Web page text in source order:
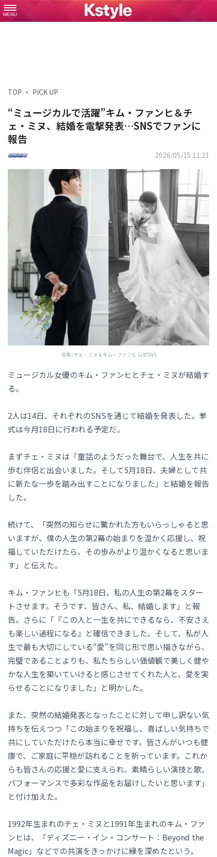
MENU
TOP PICK UP
“ミュージカルで活躍”キム・ファンヒ＆チ
ェ・ミヌ、結婚を電撃発表…SNSでファンに
報告
2026/05/15 11:21
写真=チェ・ミヌ＆キム・ファンヒ 公式SNS
ミュージカル女優のキム・ファンヒとチェ・ミヌが結婚す
る。
2人は14日、それぞれのSNSを通じて結婚を発表した。挙
式は今月18日に行われる予定だ。
まずチェ・ミヌは「童話のようだった舞台で、人生を共に
歩む伴侶と出会いました。そして5月18日、夫婦として共
に新たな一歩を踏み出すことになりました」と結婚を報告
した。
続けて、「突然の知らせに驚かれた方もいらっしゃると思
いますが、僕の人生の第2幕の始まりを温かく応援し、祝
福していただけたら、その歩みがより温かくなると思いま
す」と伝えた。
キム・ファンヒも「5月18日、私の人生の第2幕をスター
トさせます。そうです、皆さん、私、結婚します」と報
告。さらに「『この人と一生を共にできるなら、不安さえ
も楽しい過程になる』と確信できました。そして、私が人
生で最も大切にしている“愛”を同じ形で思い描きながら、
完璧であることよりも、私たちらしい価値観で美しく健や
かな人生を築いていけると感じさせてくれた人と、愛を実
らせることになりました」と明かした。
また、突然の結婚発表となったことに対して申し訳ない気
持ちを伝えつつ「この始まりを祝福し、喜ばしい気持ちで
共にしていただけたら本当に幸せです。皆さんがいつも健
康で、ご家庭に平穏が訪れることを祈っています。これか
らも皆さんの応援と愛に支えられ、素晴らしい演技と歌、
パフォーマンスで多彩な作品をお届けしたいと思います」
と付け加えた。
1992年生まれのチェ・ミヌと1991年生まれのキム・ファ
ンヒは、「ディズニー・イン・コンサート：Beyond the
Magic」などでの共演をきっかけに縁を深めたという。